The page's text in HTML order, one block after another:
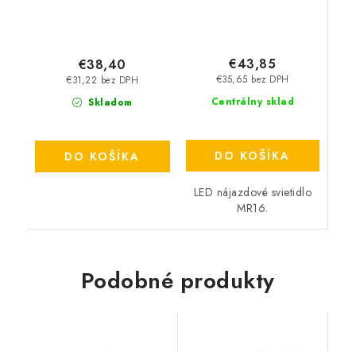
Skladom
€31,22 bez DPH
€38,40
DO KOŠÍKA
Centrálny sklad
€35,65 bez DPH
€43,85
DO KOŠÍKA
LED nájazdové svietidlo
MR16.
Podobné produkty